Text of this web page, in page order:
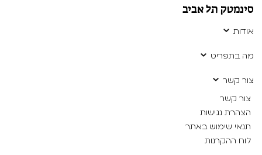
סינמטק תל אביב
אודות
מה בתפריט
צור קשר
צור קשר
הצהרת נגישות
תנאי שימוש באתר
לוח ההקרנות